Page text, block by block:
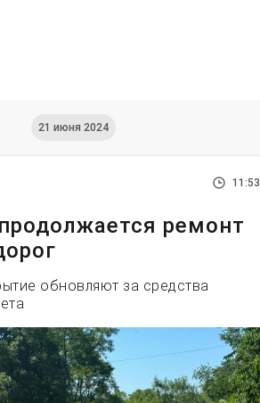
21 июня 2024
11:53
ремонт
обновляют за средства